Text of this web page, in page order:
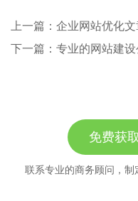
下一篇：专业的网站建
免费获
联系专业的商务顾问，